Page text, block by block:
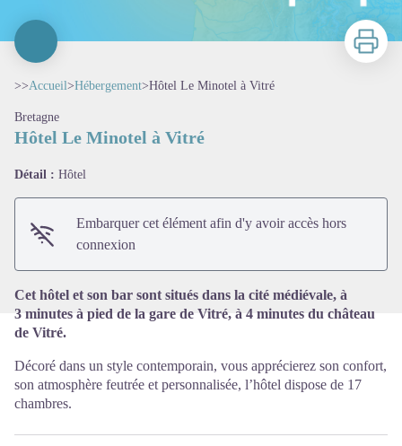
Imprimer
>>Accueil>Hébergement>Hôtel Le Minotel à Vitré
Bretagne
Hôtel Le Minotel à Vitré
Détail : Hôtel
Embarquer cet élément afin d'y avoir accès hors
connexion
Cet hôtel et son bar sont situés dans la cité médiévale, à
3 minutes à pied de la gare de Vitré, à 4 minutes du château
de Vitré.
Décoré dans un style contemporain, vous apprécierez son confort,
son atmosphère feutrée et personnalisée, l’hôtel dispose de 17
chambres.